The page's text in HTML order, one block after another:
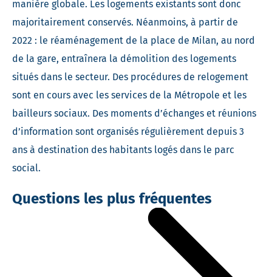
manière globale. Les logements existants sont donc
majoritairement conservés. Néanmoins, à partir de
2022 : le réaménagement de la place de Milan, au nord
de la gare, entraînera la démolition des logements
situés dans le secteur. Des procédures de relogement
sont en cours avec les services de la Métropole et les
bailleurs sociaux. Des moments d’échanges et réunions
d’information sont organisés régulièrement depuis 3
ans à destination des habitants logés dans le parc
social.
Questions les plus fréquentes